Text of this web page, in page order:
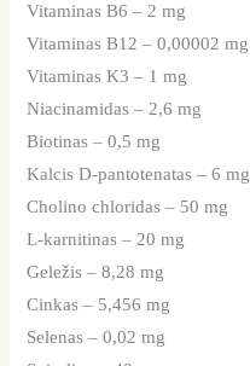
Vitaminas B6 – 2 mg
Vitaminas B12 – 0,00002 mg
Vitaminas K3 – 1 mg
Niacinamidas – 2,6 mg
Biotinas – 0,5 mg
Kalcis D-pantotenatas – 6 mg
Cholino chloridas – 50 mg
L-karnitinas – 20 mg
Geležis – 8,28 mg
Cinkas – 5,456 mg
Selenas – 0,02 mg